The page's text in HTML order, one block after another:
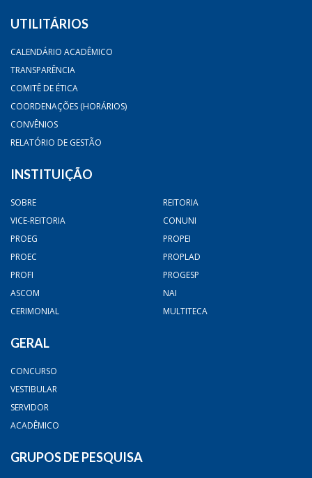
UTILITÁRIOS
CALENDÁRIO ACADÊMICO
TRANSPARÊNCIA
COMITÊ DE ÉTICA
COORDENAÇÕES (HORÁRIOS)
CONVÊNIOS
RELATÓRIO DE GESTÃO
INSTITUIÇÃO
SOBRE
REITORIA
VICE-REITORIA
CONUNI
PROEG
PROPEI
PROEC
PROPLAD
PROFI
PROGESP
ASCOM
NAI
CERIMONIAL
MULTITECA
GERAL
CONCURSO
VESTIBULAR
SERVIDOR
ACADÊMICO
GRUPOS DE PESQUISA